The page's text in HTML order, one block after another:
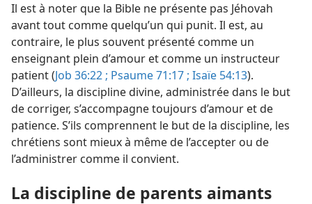
Il est à noter que la Bible ne présente pas Jéhovah
avant tout comme quelqu’un qui punit. Il est, au
contraire, le plus souvent présenté comme un
enseignant plein d’amour et comme un instructeur
patient (Job 36:22 ; Psaume 71:17 ; Isaïe 54:13).
D’ailleurs, la discipline divine, administrée dans le but
de corriger, s’accompagne toujours d’amour et de
patience. S’ils comprennent le but de la discipline, les
chrétiens sont mieux à même de l’accepter ou de
l’administrer comme il convient.
La discipline de parents aimants